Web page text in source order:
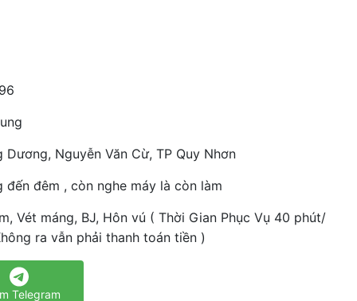
Dương, Nguyễn Văn Cừ, TP Quy Nhơn
đến đêm , còn nghe máy là còn làm
Vét máng, BJ, Hôn vú ( Thời Gian Phục Vụ 40 phút/
ra vẫn phải thanh toán tiền )
Telegram